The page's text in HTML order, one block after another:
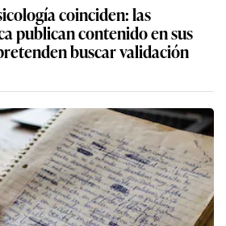
coinciden: las
publican contenido en sus
buscar validación